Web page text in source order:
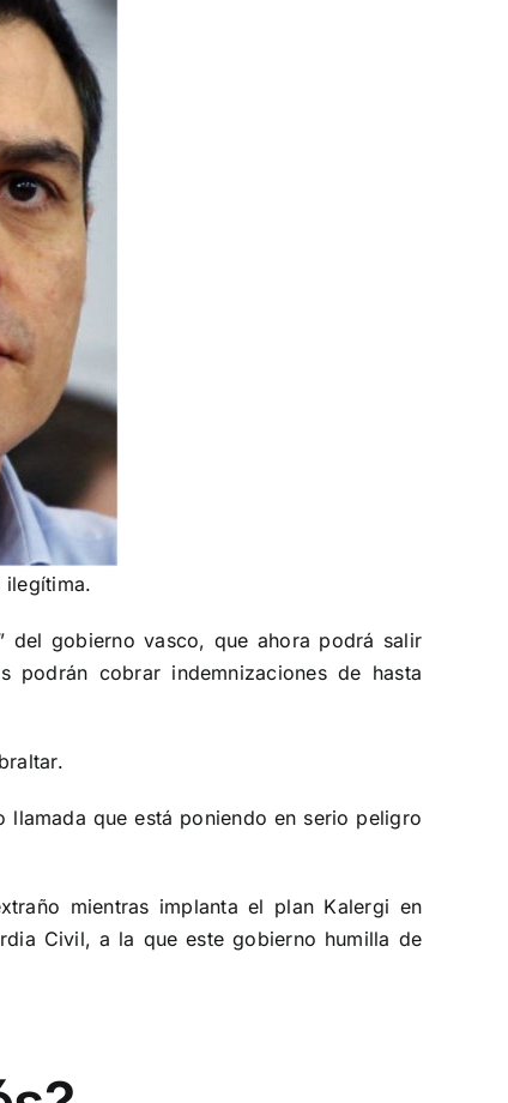
ilegítima.
del gobierno vasco, que ahora podrá salir
podrán cobrar indemnizaciones de hasta
que está poniendo en serio peligro
mientras implanta el plan Kalergi en
Civil, a la que este gobierno humilla de